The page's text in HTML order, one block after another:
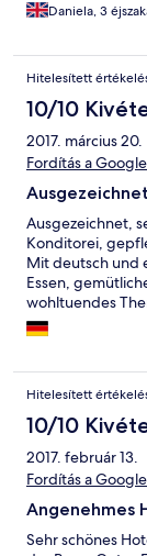
Daniela, 3
Hitelesített
10/10
2017. március 20.
Fordítás a
Ausgezeichnet,
Konditorei,
Mit deutsch und
Essen,
wohltuendes
wieder hier zu sein.
Hitelesített
10/10
2017. február 13.
Fordítás a
Angenehmes
Sehr schönes